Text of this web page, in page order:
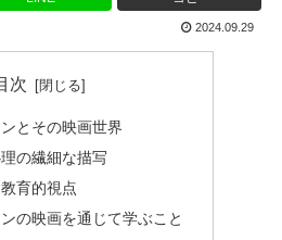
2024.09.29
次
とその映画世界
の繊細な描写
育的視点
の映画を通じて学ぶこと